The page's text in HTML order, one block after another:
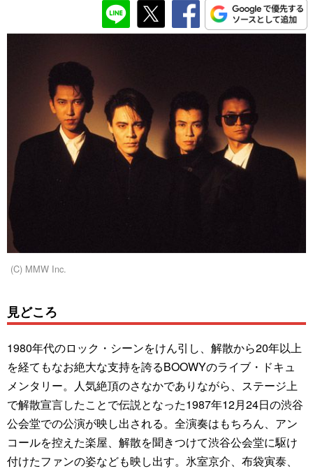
(C) MMW Inc.
見どころ
1980年代のロック・シーンをけん引し、解散から20年以上
を経てもなお絶大な支持を誇るBOOWYのライブ・ドキュ
メンタリー。人気絶頂のさなかでありながら、ステージ上
で解散宣言したことで伝説となった1987年12月24日の渋谷
公会堂での公演が映し出される。全演奏はもちろん、アン
コールを控えた楽屋、解散を聞きつけて渋谷公会堂に駆け
付けたファンの姿なども映し出す。氷室京介、布袋寅泰、